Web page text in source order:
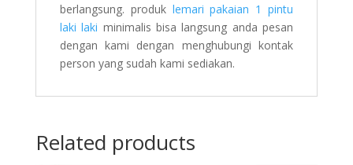
berlangsung. produk lemari pakaian 1 pintu
laki laki minimalis bisa langsung anda pesan
dengan kami dengan menghubungi kontak
person yang sudah kami sediakan.
Related products